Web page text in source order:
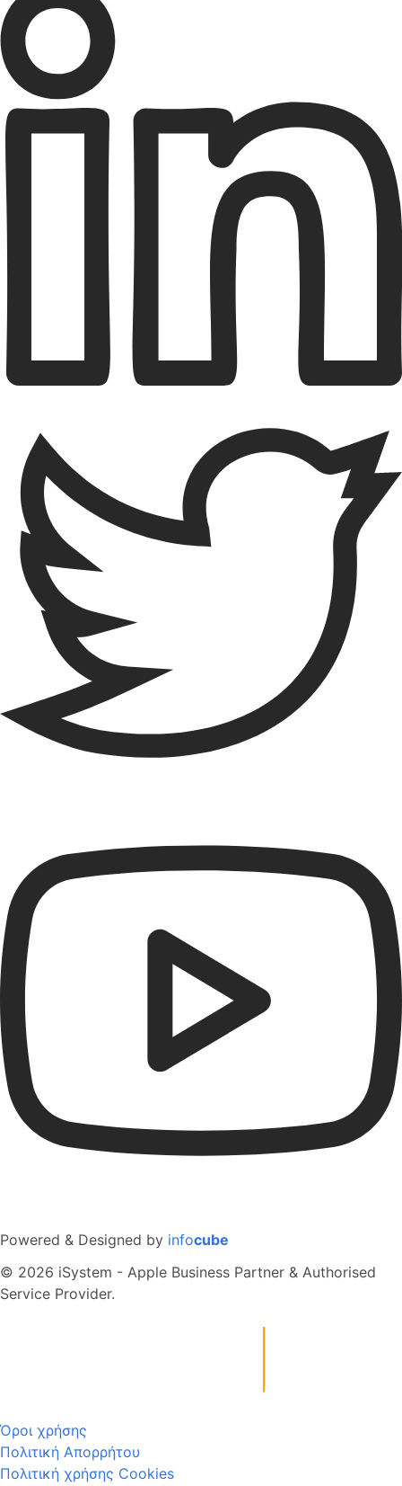
Powered & Designed by infocube
© 2026 iSystem - Apple Business Partner & Authorised
Service Provider.
Όροι χρήσης
Πολιτική Απορρήτου
Πολιτική χρήσης Cookies